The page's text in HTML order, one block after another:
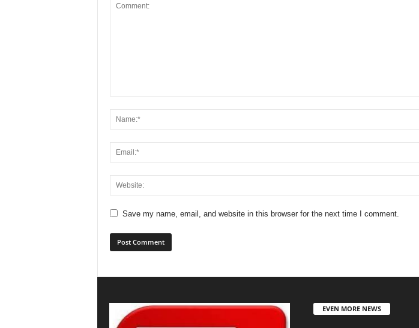
Save my name, email, and website in this browser for the next time I comment.
EVEN MORE NEWS